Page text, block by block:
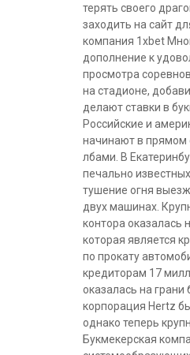
терять своего
заходить на сайт
компания 1xbet
дополнение к
просмотра
на стадионе,
делают ставки в
Российские и
начинают в прямом
лбами. В
печально
тушение огня
двух машинах.
контора оказалась
которая является
по прокату
кредиторам 17
оказалась на грани
корпорация Hertz
однако теперь
Букмекерская